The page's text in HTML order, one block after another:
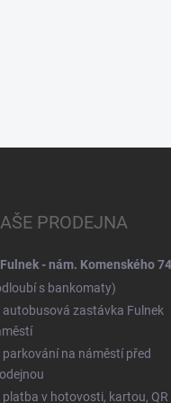
PRODEJNA
Fulnek - nám. Komenského 74
s bankomaty)
autobusová zastávka Fulnek
parkování na náměstí před
platba v hotovosti, kartou, QR